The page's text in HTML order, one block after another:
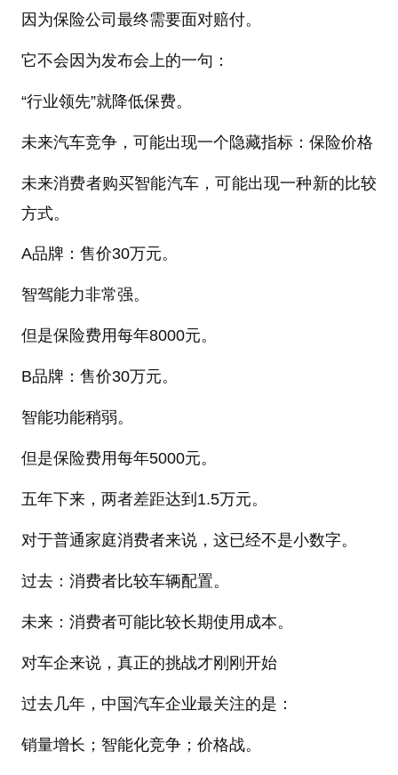
因为保险公司最终需要面对赔付。
它不会因为发布会上的一句：
“行业领先”就降低保费。
未来汽车竞争，可能出现一个隐藏指标：保险价格
未来消费者购买智能汽车，可能出现一种新的比较
方式。
A品牌：售价30万元。
智驾能力非常强。
但是保险费用每年8000元。
B品牌：售价30万元。
智能功能稍弱。
但是保险费用每年5000元。
五年下来，两者差距达到1.5万元。
对于普通家庭消费者来说，这已经不是小数字。
过去：消费者比较车辆配置。
未来：消费者可能比较长期使用成本。
对车企来说，真正的挑战才刚刚开始
过去几年，中国汽车企业最关注的是：
销量增长；智能化竞争；价格战。